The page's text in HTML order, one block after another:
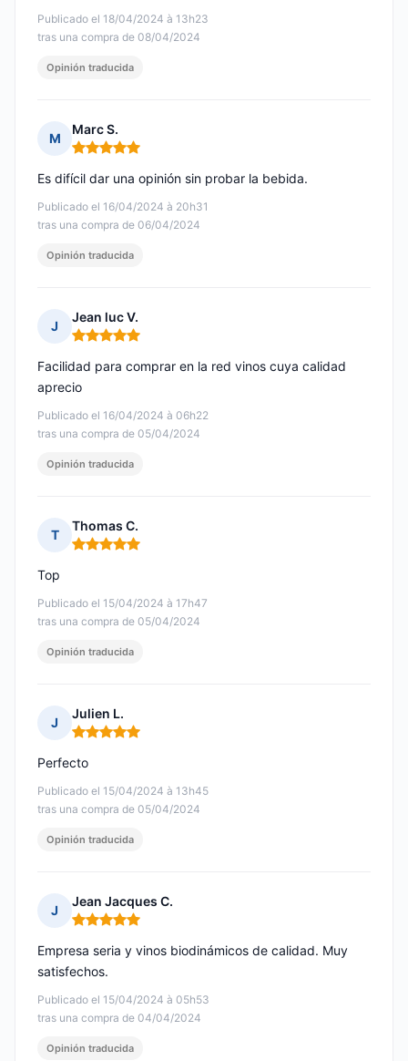
Publicado el 18/04/2024 à 13h23
tras una compra de 08/04/2024
Opinión traducida
M
Marc S.
Nota: 5 de 5
Publicado el 16/04/2024 à 20h31
tras una compra de 06/04/2024
Es difícil dar una opinión sin probar la bebida.
Opinión traducida
J
Jean luc V.
Nota: 5 de 5
Publicado el 16/04/2024 à 06h22
tras una compra de 05/04/2024
Facilidad para comprar en la red vinos cuya calidad
aprecio
Opinión traducida
T
Thomas C.
Nota: 5 de 5
Publicado el 15/04/2024 à 17h47
tras una compra de 05/04/2024
Top
Opinión traducida
J
Julien L.
Nota: 5 de 5
Publicado el 15/04/2024 à 13h45
tras una compra de 05/04/2024
Perfecto
Opinión traducida
J
Jean Jacques C.
Nota: 5 de 5
Publicado el 15/04/2024 à 05h53
tras una compra de 04/04/2024
Empresa seria y vinos biodinámicos de calidad. Muy
satisfechos.
Opinión traducida